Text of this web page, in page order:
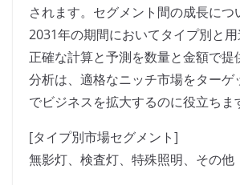
されます。セグメント間の成長につ
2031年の期間においてタイプ別と
正確な計算と予測を数量と金額で提
分析は、適格なニッチ市場をターゲ
でビジネスを拡大するのに役立ちま
[タイプ別市場セグメント]
無影灯、検査灯、特殊照明、その他